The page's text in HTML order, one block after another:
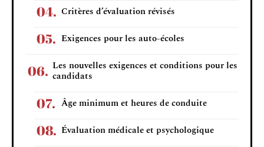
Critères d’évaluation révisés
Exigences pour les auto-écoles
Les nouvelles exigences et conditions pour les
candidats
Âge minimum et heures de conduite
Évaluation médicale et psychologique